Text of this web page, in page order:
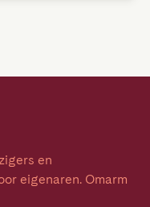
en
eigenaren. Omarm